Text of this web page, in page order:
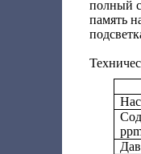
полный
память